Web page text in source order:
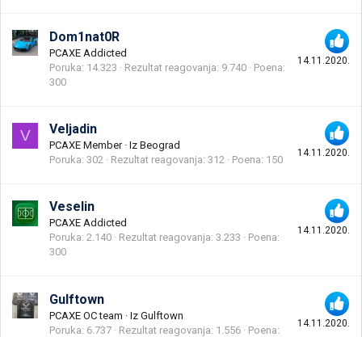
14.11.2020.
Dom1nat0R
PCAXE Addicted
Poruka 14.323 Rezultat reagovanja 9.740
Poena
300
V
14.11.2020.
Veljadin
PCAXE Member · Iz Beograd
Poruka 302 Rezultat reagovanja 312 Poena 150
14.11.2020.
Veselin
PCAXE Addicted
Poruka 2.140 Rezultat reagovanja 3.233
Poena
300
14.11.2020.
Gulftown
PCAXE OC team · Iz Gulftown
Poruka 6.737 Rezultat reagovanja 1.556
Poena